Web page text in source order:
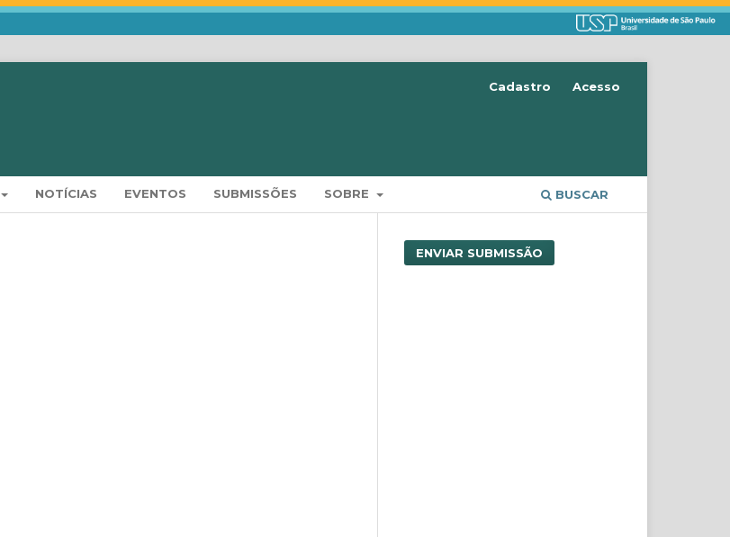
NOTÍCIAS EVENTOS SUBMISSÕES SOBRE BUSCAR
Cadastro Acesso
ENVIAR SUBMISSÃO